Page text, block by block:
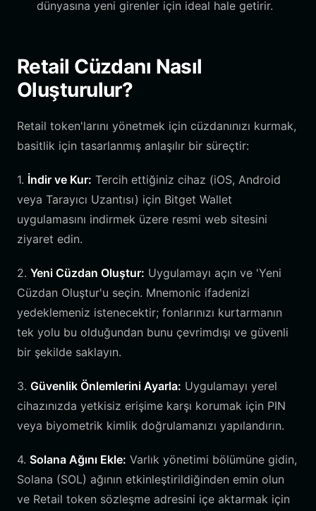
dünyasına yeni girenler için ideal hale getirir.
Retail Cüzdanı Nasıl
Oluşturulur?
Retail token'larını yönetmek için cüzdanınızı kurmak,
basitlik için tasarlanmış anlaşılır bir süreçtir:
1. İndir ve Kur: Tercih ettiğiniz cihaz (iOS, Android
veya Tarayıcı Uzantısı) için Bitget Wallet
uygulamasını indirmek üzere resmi web sitesini
ziyaret edin.
2. Yeni Cüzdan Oluştur: Uygulamayı açın ve 'Yeni
Cüzdan Oluştur'u seçin. Mnemonic ifadenizi
yedeklemeniz istenecektir; fonlarınızı kurtarmanın
tek yolu bu olduğundan bunu çevrimdışı ve güvenli
bir şekilde saklayın.
3. Güvenlik Önlemlerini Ayarla: Uygulamayı yerel
cihazınızda yetkisiz erişime karşı korumak için PIN
veya biyometrik kimlik doğrulamanızı yapılandırın.
4. Solana Ağını Ekle: Varlık yönetimi bölümüne gidin,
Solana (SOL) ağının etkinleştirildiğinden emin olun
ve Retail token sözleşme adresini içe aktarmak için